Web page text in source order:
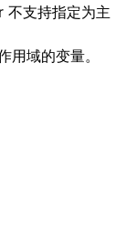
支持指定为主
用域的变量。